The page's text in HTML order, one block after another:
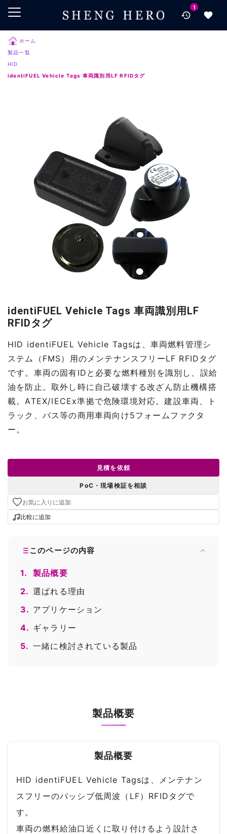
メインコンテンツにスキップ
検索にスキップ
フッターにスキップ
1
ホーム
製品一覧
HID
identiFUEL Vehicle Tags 車両識別用LF RFIDタグ
identiFUEL Vehicle Tags 車両識別用LF
RFIDタグ
HID identiFUEL Vehicle Tagsは、車両燃料管理シ
ステム（FMS）用のメンテナンスフリーLF RFIDタグ
です。車両の固有IDと必要な燃料種別を識別し、誤給
油を防止。取外し時に自己破壊する改ざん防止機構搭
載。ATEX/IECEx準拠で危険環境対応。建設車両、ト
ラック、バス等の商用車両向け5フォームファクタ
ー。
見積を依頼
PoC・現場検証を相談
お気に入りに追加
比較に追加
このページの内容
1.
製品概要
2. 選ばれる理由
3. アプリケーション
4. ギャラリー
5. 一緒に検討されている製品
製品概要
製品概要
HID identiFUEL Vehicle Tagsは、メンテナン
スフリーのパッシブ低周波（LF）RFIDタグで
す。
車両の燃料給油口近くに取り付けるよう設計さ